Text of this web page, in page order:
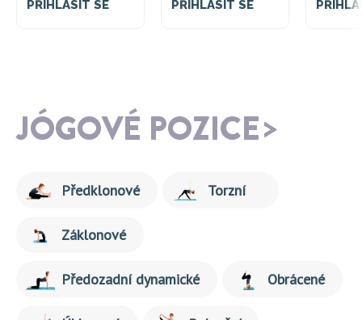
PŘIHLÁSIT SE PŘIHLÁSIT SE
JÓGOVÉ POZICE
Předklonové Torzní
Záklonové
Předozadní dynamické Obrácené